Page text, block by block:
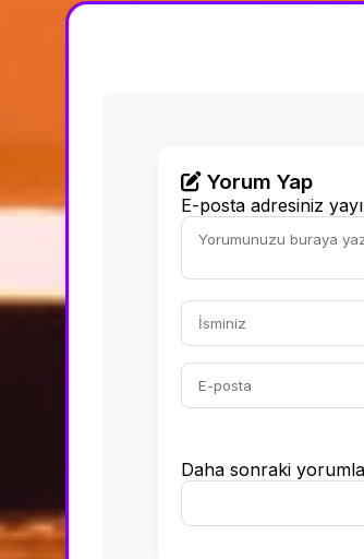
Yorum Yap
E-posta adresiniz
Daha sonraki